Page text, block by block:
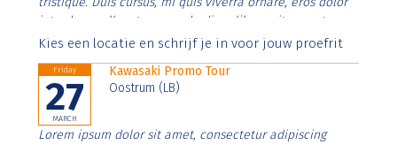
interdum nulla, ut commodo diam libero vitae erat.
Aenean faucibus nibh et justo cursus id rutrum lorem
Kies een locatie en schrijf je in voor jouw proefrit
Friday
27
MARCH
Kawasaki Promo Tour
Oostrum (LB)
Lorem ipsum dolor sit amet, consectetur adipiscing